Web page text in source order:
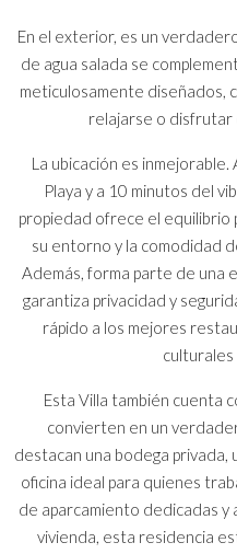
En el exterior, es un
de agua salada se
meticulosamente diseñados,
relajarse o disfrutar
La ubicación es
Playa y a 10 minutos del
propiedad ofrece el
su entorno y la comodidad
Además, forma parte de una
garantiza privacidad y
rápido a los mejores
culturales
Esta Villa también cuenta
convierten en un
destacan una bodega
oficina ideal para quienes
de aparcamiento dedicadas y
vivienda, esta residencia